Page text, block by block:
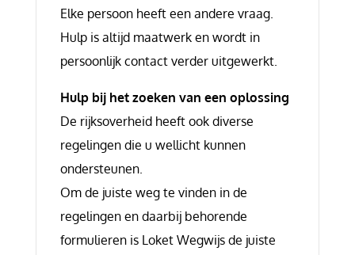
Elke persoon heeft een andere vraag.
Hulp is altijd maatwerk en wordt in
persoonlijk contact verder uitgewerkt.
Hulp bij het zoeken van een oplossing
De rijksoverheid heeft ook diverse
regelingen die u wellicht kunnen
ondersteunen.
Om de juiste weg te vinden in de
regelingen en daarbij behorende
formulieren is Loket Wegwijs de juiste